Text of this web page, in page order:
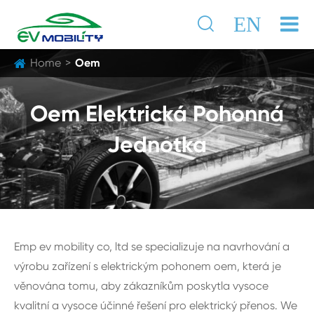
EN

Home Oem
Oem Elektrická Pohonná
Jednotka
Emp ev mobility co, ltd se specializuje na navrhování a
výrobu zařízení s elektrickým pohonem oem, která je
věnována tomu, aby zákazníkům poskytla vysoce
kvalitní a vysoce účinné řešení pro elektrický přenos. We